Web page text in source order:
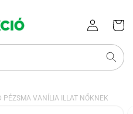
Bejelentkezés
kosara
PÉZSMA VANÍLIA ILLAT NŐKNEK